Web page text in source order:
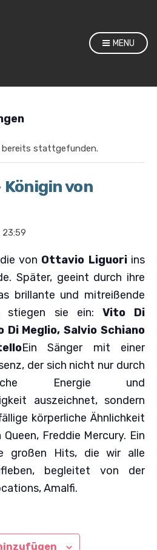
MENU
bereits stattgefunden.
von
23:59
von Ottavio Liguoriins
Später, geeint durch ihre
brillante und mitreißende
stiegen sie ein: Vito Di
Meglio, Salvio Schiano
Ein Sänger mit einer
der sich nicht nur durch
Energie und
auszeichnet, sondern
körperliche Ähnlichkeit
Freddie Mercury. Ein
großen Hits, die wir alle
begleitet von der
Amalfi.